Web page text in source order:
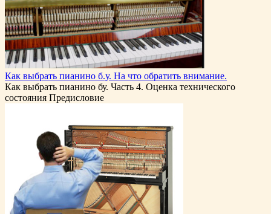
Как выбрать пианино б.у. На что обратить внимание.
Как выбрать пианино бу. Часть 4. Оценка технического
состояния Предисловие